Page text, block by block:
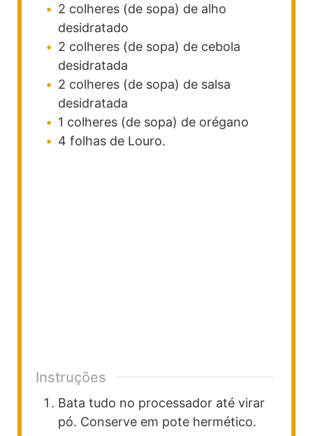
2 colheres (de sopa) de alho
desidratado
2 colheres (de sopa) de cebola
desidratada
2 colheres (de sopa) de salsa
desidratada
1 colheres (de sopa) de orégano
4 folhas de Louro.
Instruções
Bata tudo no processador até virar
pó. Conserve em pote hermético.